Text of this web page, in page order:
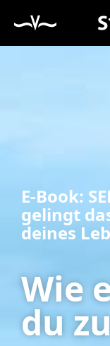
E-Book:
gelingt
deines
Wie
du